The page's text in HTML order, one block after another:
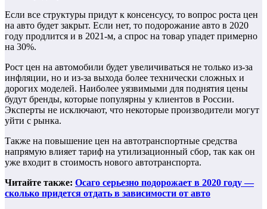
Если все структуры придут к консенсусу, то вопрос роста цен
на авто будет закрыт. Если нет, то подорожание авто в 2020
году продлится и в 2021-м, а спрос на товар упадет примерно
на 30%.
Рост цен на автомобили будет увеличиваться не только из-за
инфляции, но и из-за выхода более технически сложных и
дорогих моделей. Наиболее уязвимыми для поднятия цены
будут бренды, которые популярны у клиентов в России.
Эксперты не исключают, что некоторые производители могут
уйти с рынка.
Также на повышение цен на автотранспортные средства
напрямую влияет тариф на утилизационный сбор, так как он
уже входит в стоимость нового автотранспорта.
Читайте также: Осаго серьезно подорожает в 2020 году —
сколько придется отдать в зависимости от авто